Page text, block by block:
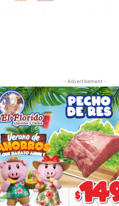
- Advertisement -